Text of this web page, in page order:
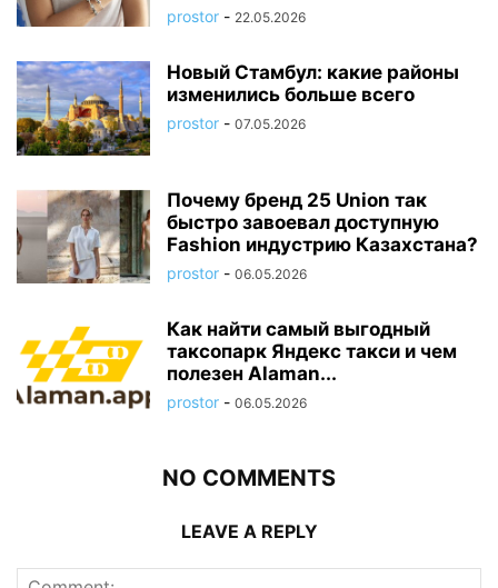
prostor - 22.05.2026
Новый Стамбул: какие районы
изменились больше всего
prostor - 07.05.2026
Почему бренд 25 Union так
быстро завоевал доступную
Fashion индустрию Казахстана?
prostor - 06.05.2026
Как найти самый выгодный
таксопарк Яндекс такси и чем
полезен Alaman...
prostor - 06.05.2026
NO COMMENTS
LEAVE A REPLY